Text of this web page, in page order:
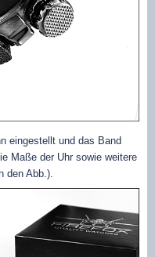
eingestellt und das Band
Maße der Uhr sowie weitere
den Abb.).